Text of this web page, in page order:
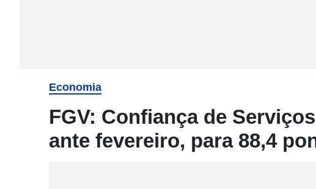
Economia
FGV: Confiança de
ante fevereiro, para 88,4